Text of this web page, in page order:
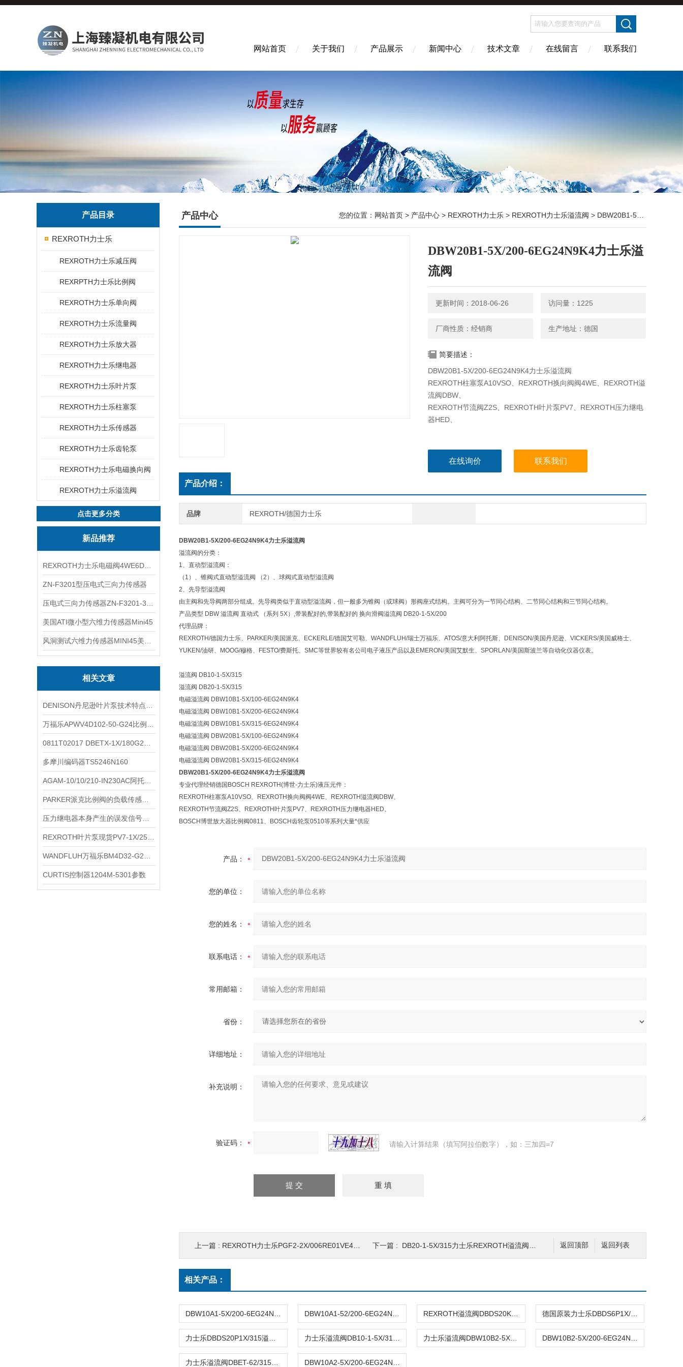
网站首页 关于我们 产品展示 新闻中心 技术文章 在线留言 联系我们
产品目录
REXROTH力士乐
REXROTH力士乐减压阀
REXRPTH力士乐比例阀
REXROTH力士乐单向阀
REXROTH力士乐流量阀
REXROTH力士乐放大器
REXROTH力士乐继电器
REXROTH力士乐叶片泵
REXROTH力士乐柱塞泵
REXROTH力士乐传感器
REXROTH力士乐齿轮泵
REXROTH力士乐电磁换向阀
REXROTH力士乐溢流阀
点击更多分类
新品推荐
ZN-F3201型压电式三向力传感器
美国ATI微小型六维力传感器Mini45
相关文章
多摩川编码器TS5246N160
CURTIS控制器1204M-5301参数
产品中心 您的位置： 网站首页 > 产品中心 > REXROTH力士乐 > REXROTH力士乐溢流阀 > DBW20B1-5X/200-6EG24N9K4力士乐溢流阀
DBW20B1-5X/200-6EG24N9K4力士乐溢
流阀
更新时间：2018-06-26 访问量：1225
厂商性质：经销商 生产地址：德国
简要描述：
DBW20B1-5X/200-6EG24N9K4力士乐溢流阀
REXROTH柱塞泵A10VSO、REXROTH换向阀阀4WE、REXROTH溢
流阀DBW、
REXROTH节流阀Z2S、REXROTH叶片泵PV7、REXROTH压力继电
器HED、
在线询价 联系我们
产品介绍：
品牌 REXROTH/德国力士乐
DBW20B1-5X/200-6EG24N9K4力士乐溢流阀
溢流阀的分类：
1、直动型溢流阀：
（1）、锥阀式直动型溢流阀 （2）、球阀式直动型溢流阀
2、先导型溢流阀
由主阀和先导阀两部分组成。先导阀类似于直动型溢流阀，但一般多为锥阀（或球阀）形阀座式结构。主阀可分为一节同心结构、二节同心结构和三节同心结构。
产品类型 DBW 溢流阀 直动式 （系列 5X）,带装配好的,带装配好的 换向滑阀溢流阀 DB20-1-5X/200
代理品牌：
REXROTH/德国力士乐、PARKER/美国派克、ECKERLE/德国艾可勒、WANDFLUH/瑞士万福乐、ATOS/意大利阿托斯、DENISON/美国丹尼逊、VICKERS/美国威格士、
YUKEN/油研、MOOG/穆格、FESTO/费斯托、SMC等世界较有名公司电子液压产品以及EMERON/美国艾默生、SPORLAN/美国斯波兰等自动化仪器仪表。
溢流阀 DB10-1-5X/315
溢流阀 DB20-1-5X/315
电磁溢流阀 DBW10B1-5X/100-6EG24N9K4
电磁溢流阀 DBW10B1-5X/200-6EG24N9K4
电磁溢流阀 DBW10B1-5X/315-6EG24N9K4
电磁溢流阀 DBW20B1-5X/100-6EG24N9K4
电磁溢流阀 DBW20B1-5X/200-6EG24N9K4
电磁溢流阀 DBW20B1-5X/315-6EG24N9K4
DBW20B1-5X/200-6EG24N9K4力士乐溢流阀
专业代理经销德国BOSCH REXROTH(博世-力士乐)液压元件：
REXROTH柱塞泵A10VSO、REXROTH换向阀阀4WE、REXROTH溢流阀DBW、
REXROTH节流阀Z2S、REXROTH叶片泵PV7、REXROTH压力继电器HED、
BOSCH博世放大器比例阀0811、BOSCH齿轮泵0510等系列大量*供应
产品：
您的单位：
您的姓名：
联系电话：
常用邮箱：
省份：
详细地址：
补充说明：
验证码： 请输入计算结果（填写阿拉伯数字），如：三加四=7
返回列表
返回顶部
上一篇 : REXROTH力士乐PGF2-2X/006RE01VE4现货 下一篇 : DB20-1-5X/315力士乐REXROTH溢流阀现货
相关产品：